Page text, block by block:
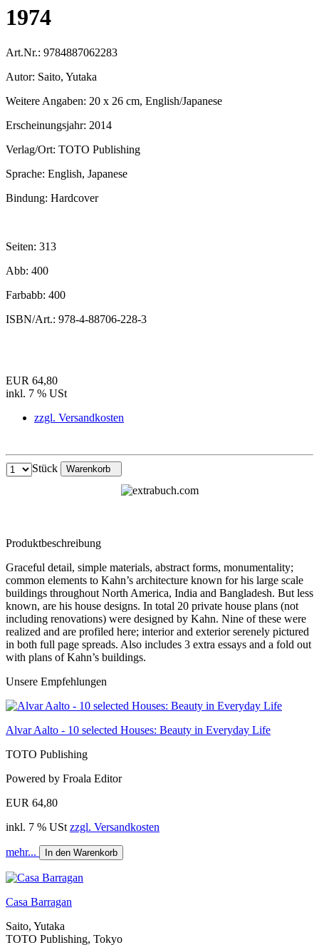
1974
Art.Nr.: 9784887062283
Autor: Saito, Yutaka
Weitere Angaben: 20 x 26 cm, English/Japanese
Erscheinungsjahr: 2014
Verlag/Ort: TOTO Publishing
Sprache: English, Japanese
Bindung: Hardcover
Seiten: 313
Abb: 400
Farbabb: 400
ISBN/Art.: 978-4-88706-228-3
EUR 64,80
inkl. 7 % USt
zzgl. Versandkosten
Stück Warenkorb
Produktbeschreibung
Graceful detail, simple materials, abstract forms, monumentality;
common elements to Kahn’s architecture known for his large scale
buildings throughout North America, India and Bangladesh. But less
known, are his house designs. In total 20 private house plans (not
including renovations) were designed by Kahn. Nine of these were
realized and are profiled here; interior and exterior serenely pictured
in both full page spreads. Also includes 3 extra essays and a fold out
with plans of Kahn’s buildings.
Unsere Empfehlungen
Alvar Aalto - 10 selected Houses: Beauty in Everyday Life
TOTO Publishing
Powered by Froala Editor
EUR 64,80
inkl. 7 % USt zzgl. Versandkosten
mehr... In den Warenkorb
Casa Barragan
Saito, Yutaka
TOTO Publishing, Tokyo